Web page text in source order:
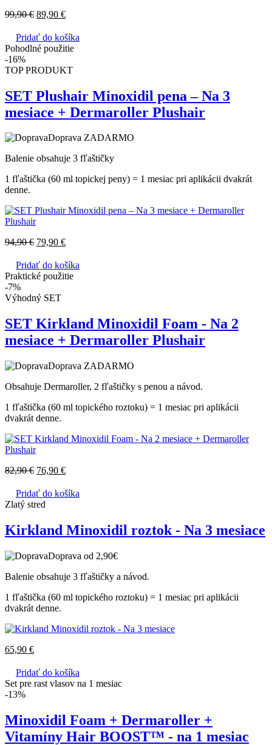
99,90€ 89,90 €
Pridať do košíka
Pohodlné použitie
-16%
TOP PRODUKT
SET Plushair Minoxidil pena – Na 3
mesiace + Dermaroller Plushair
Doprava ZADARMO
Balenie obsahuje 3 fľaštičky
1 fľaštička (60 ml topickej peny) = 1 mesiac pri aplikácii dvakrát
denne.
94,90€ 79,90 €
Pridať do košíka
Praktické použitie
-7%
Výhodný SET
SET Kirkland Minoxidil Foam - Na 2
mesiace + Dermaroller Plushair
Doprava ZADARMO
Obsahuje Dermaroller, 2 fľaštičky s penou a návod.
1 fľaštička (60 ml topického roztoku) = 1 mesiac pri aplikácii
dvakrát denne.
82,90€ 76,90 €
Pridať do košíka
Zlatý stred
Kirkland Minoxidil roztok - Na 3 mesiace
Doprava od 2,90€
Balenie obsahuje 3 fľaštičky a návod.
1 fľaštička (60 ml topického roztoku) = 1 mesiac pri aplikácii
dvakrát denne.
65,90 €
Pridať do košíka
Set pre rast vlasov na 1 mesiac
-13%
Minoxidil Foam + Dermaroller +
Vitamíny Hair BOOST™ - na 1 mesiac